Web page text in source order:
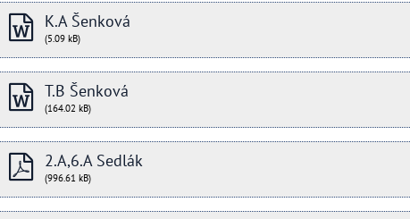
K.A Šenková
(5.09 kB)
T.B Šenková
(164.02 kB)
2.A,6.A Sedlák
(996.61 kB)